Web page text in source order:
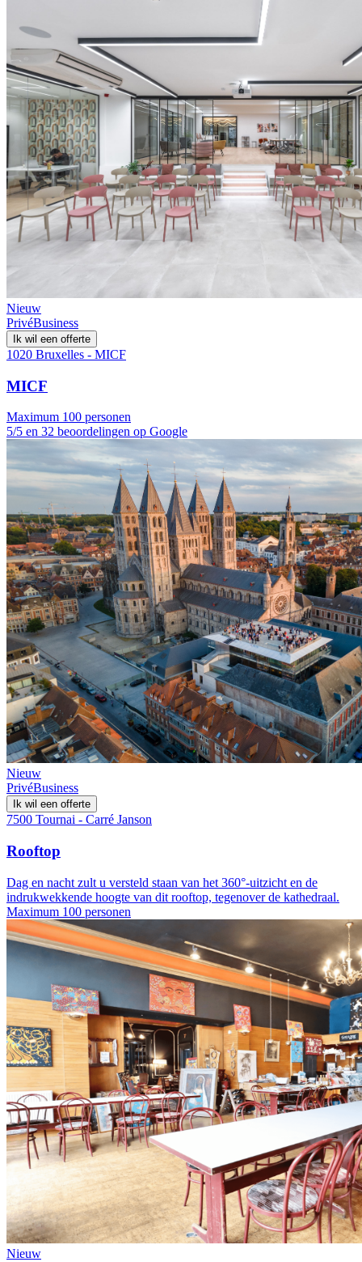
Nieuw
PrivéBusiness
Ik wil een offerte
1020 Bruxelles - MICF
MICF
Maximum 100 personen
5/5 en 32 beoordelingen op Google
Nieuw
PrivéBusiness
Ik wil een offerte
7500 Tournai - Carré Janson
Rooftop
Dag en nacht zult u versteld staan van het 360°-uitzicht en de
indrukwekkende hoogte van dit rooftop, tegenover de kathedraal.
Maximum 100 personen
Nieuw